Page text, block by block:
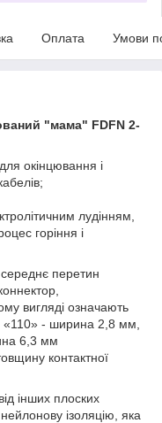
Оплата Умови
"мама" FDFN 2-
окінцювання і
лудінням,
горіння і
перетин
вигляді означають
«110» - ширина 2,8 мм,
6,3 мм
контактної
інших плоских
ізоляцію, яка